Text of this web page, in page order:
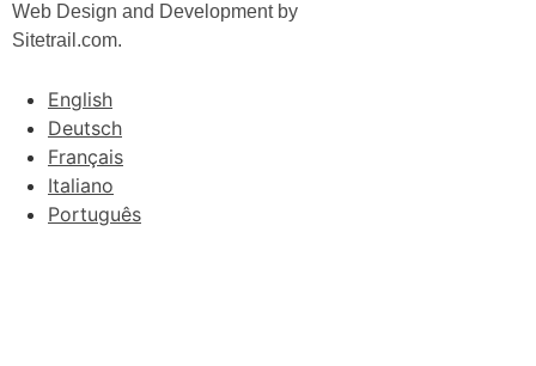
Web Design and Development by
Sitetrail.com.
English
Deutsch
Français
Italiano
Português